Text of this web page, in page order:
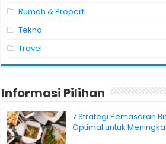
Rumah & Properti
Tekno
Travel
Informasi Pilihan
7 Strategi Pemasaran
Optimal untuk